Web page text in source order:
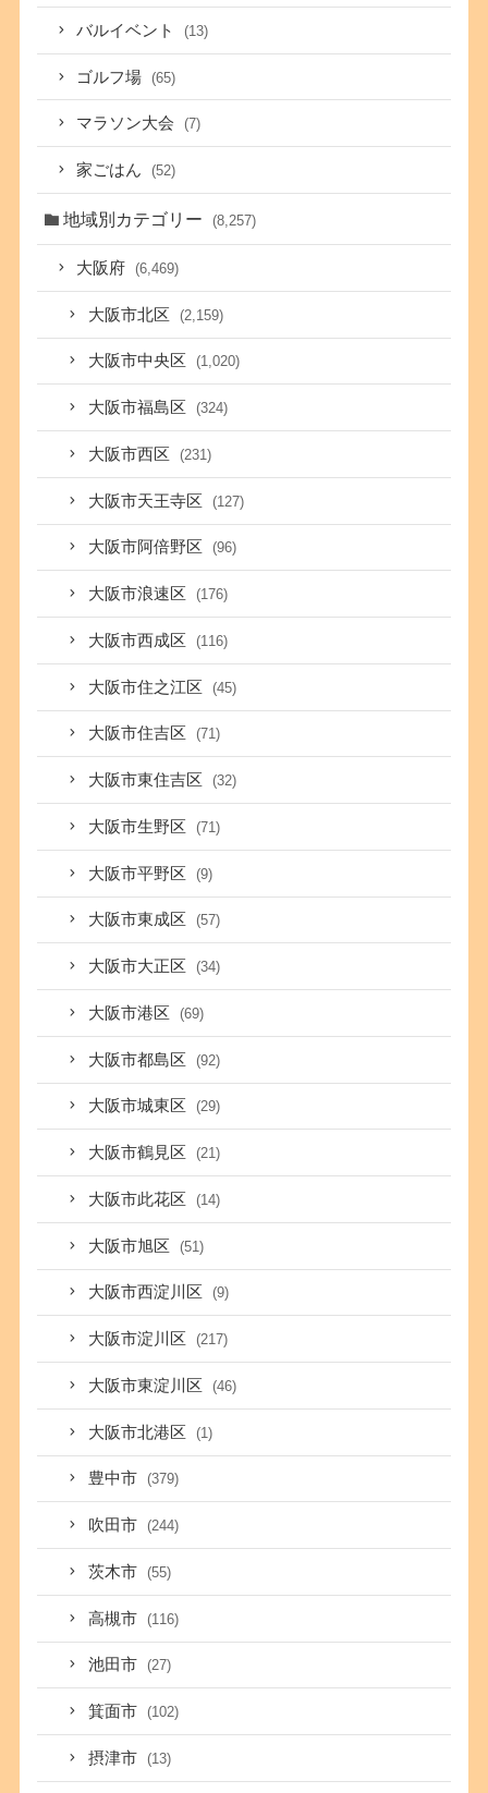
バルイベント (13)
ゴルフ場 (65)
マラソン大会 (7)
家ごはん (52)
地域別カテゴリー (8,257)
大阪府 (6,469)
大阪市北区 (2,159)
大阪市中央区 (1,020)
大阪市福島区 (324)
大阪市西区 (231)
大阪市天王寺区 (127)
大阪市阿倍野区 (96)
大阪市浪速区 (176)
大阪市西成区 (116)
大阪市住之江区 (45)
大阪市住吉区 (71)
大阪市東住吉区 (32)
大阪市生野区 (71)
大阪市平野区 (9)
大阪市東成区 (57)
大阪市大正区 (34)
大阪市港区 (69)
大阪市都島区 (92)
大阪市城東区 (29)
大阪市鶴見区 (21)
大阪市此花区 (14)
大阪市旭区 (51)
大阪市西淀川区 (9)
大阪市淀川区 (217)
大阪市東淀川区 (46)
大阪市北港区 (1)
豊中市 (379)
吹田市 (244)
茨木市 (55)
高槻市 (116)
池田市 (27)
箕面市 (102)
摂津市 (13)